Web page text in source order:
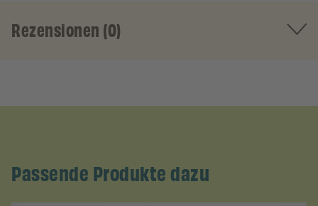
Rezensionen (0)
Passende Produkte dazu